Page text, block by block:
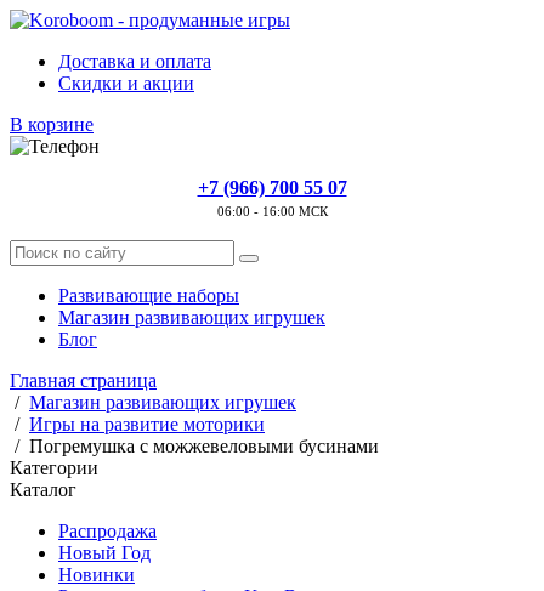
Доставка и оплата
Скидки и акции
В корзине
+7 (966) 700 55 07
06:00 - 16:00 МСК
Развивающие наборы
Магазин развивающих игрушек
Блог
Главная страница
/ Магазин развивающих игрушек
/ Игры на развитие моторики
/ Погремушка с можжевеловыми бусинами
Категории
Каталог
Распродажа
Новый Год
Новинки